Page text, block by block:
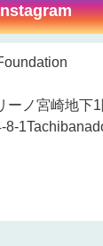
ーノ宮崎地下
8-